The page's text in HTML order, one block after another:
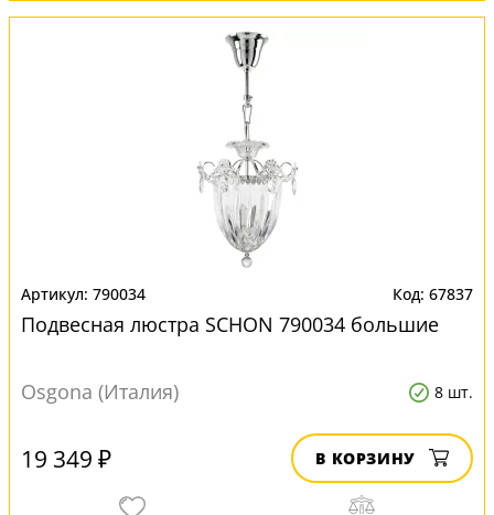
790034 67837
Подвесная люстра SCHON 790034 большие
Osgona (Италия) 8 шт.
19 349 ₽ В КОРЗИНУ